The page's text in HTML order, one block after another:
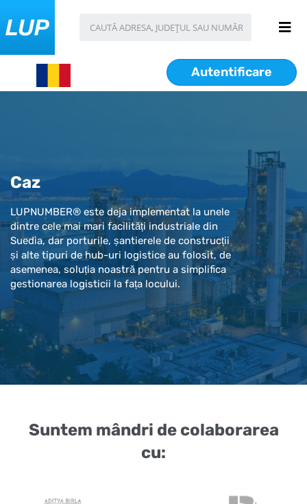
Autentificare
Caz
LUPNUMBER® este deja implementat la unele
dintre cele mai mari facilități industriale din
Suedia, dar porturile, șantierele de construcții
și alte tipuri de hub-uri logistice au folosit, de
asemenea, soluția noastră pentru a simplifica
gestionarea logisticii la fața locului.
Suntem mândri de colaborarea
cu: